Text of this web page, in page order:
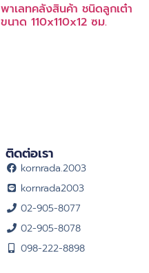
พาเลทคลังสินค้า ชนิดลูกเต๋า
ขนาด 110x110x12 ซม.
ติดต่อเรา
kornrada.2003
kornrada2003
02-905-8077
02-905-8078
098-222-8898